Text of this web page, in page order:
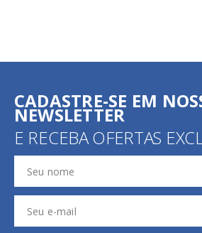
CADASTRE-SE EM
NEWSLETTER
E RECEBA OFERTAS